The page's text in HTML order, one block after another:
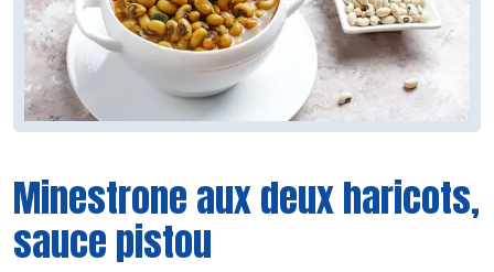
Minestrone aux deux haricots,
sauce pistou